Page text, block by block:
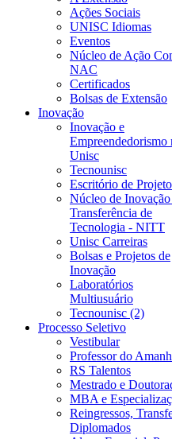
Ações Sociais
UNISC Idiomas
Eventos
Núcleo de Ação
NAC
Certificados
Bolsas de Extensão
Inovação
Inovação e
Empreendedorismo
Unisc
Tecnounisc
Escritório de
Núcleo de Inovação
Transferência de
Tecnologia - NITT
Unisc Carreiras
Bolsas e Projetos de
Inovação
Laboratórios
Multiusuário
Tecnounisc (2)
Processo Seletivo
Vestibular
Professor do
RS Talentos
Mestrado e
MBA e
Reingressos,
Diplomados